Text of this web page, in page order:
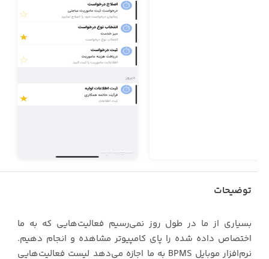
توضیحات
بسیاری از ما در طول روز نمی‌رسیم فعالیت‌هایی که به ما
اختصاص داده شده را پای کامپیوتر مشاهده و انجام دهیم.
نرم‌افزار موبایل BPMS به ما اجازه می‌دهد لیست فعالیت‌هایی